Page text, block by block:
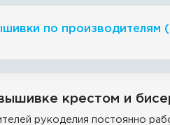
по производителям
крестом и
рукоделия постоянно